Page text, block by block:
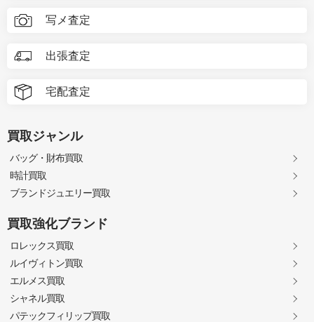
写メ査定
出張査定
宅配査定
買取ジャンル
バッグ・財布買取
時計買取
ブランドジュエリー買取
買取強化ブランド
ロレックス買取
ルイヴィトン買取
エルメス買取
シャネル買取
パテックフィリップ買取